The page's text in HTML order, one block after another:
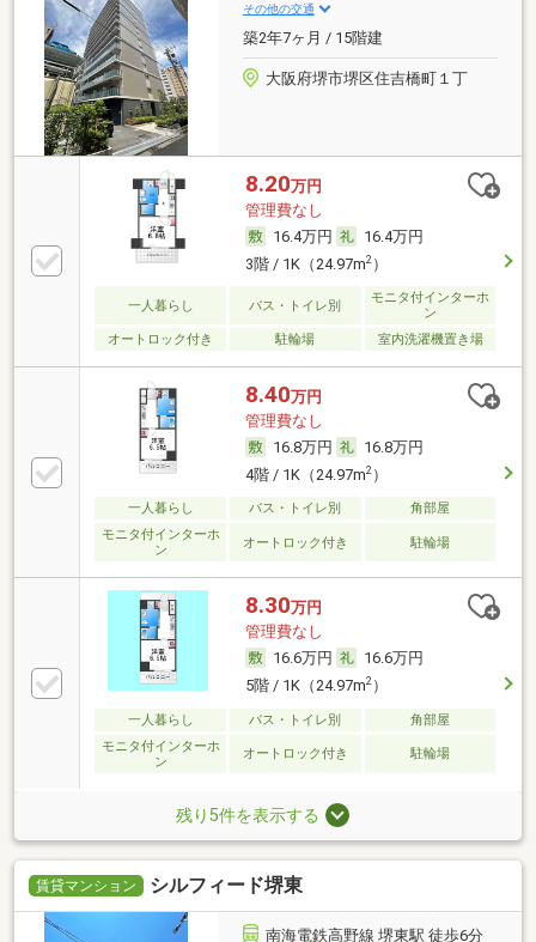
その他の交通
築2年7ヶ月 / 15階建
大阪府堺市堺区住吉橋町１丁
8.20万円
管理費なし
16.4万円
16.4万円
3階 / 1K（24.97m2）
一人暮らし バス・トイレ別
モニタ付インターホ
ン
オートロック付き
駐輪場 室内洗濯機置き場
8.40万円
管理費なし
16.8万円
16.8万円
4階 / 1K（24.97m2）
一人暮らし バス・トイレ別
角部屋
モニタ付インターホ
ン
オートロック付き 駐輪場
8.30万円
管理費なし
16.6万円
16.6万円
5階 / 1K（24.97m2）
一人暮らし バス・トイレ別
角部屋
モニタ付インターホ
ン
オートロック付き 駐輪場
残り5件を表示する
賃貸マンション シルフィード堺東
南海電鉄高野線 堺東駅 徒歩6分